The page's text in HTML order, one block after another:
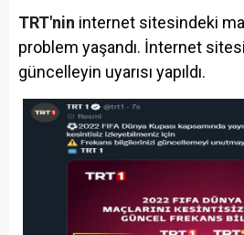
TRT'nin internet sitesindeki
problem yaşandı. İnternet
güncelleyin uyarısı yapıldı.